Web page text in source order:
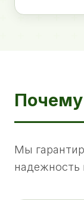
Мы
надежность